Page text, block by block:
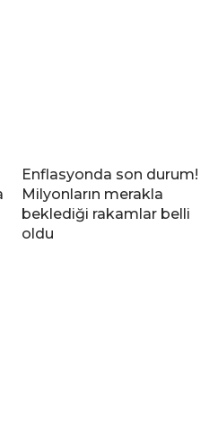
Enflasyonda son durum!
Milyonların merakla
beklediği rakamlar belli
oldu